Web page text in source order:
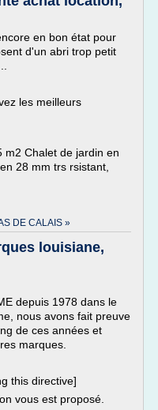
en bon état pour
d'un abri trop petit
les meilleurs
m2 Chalet de jardin en
28 mm trs rsistant,
DE CALAIS »
louisiane,
depuis 1978 dans le
nous avons fait preuve
de ces années et
marques.
this directive]
vous est proposé.